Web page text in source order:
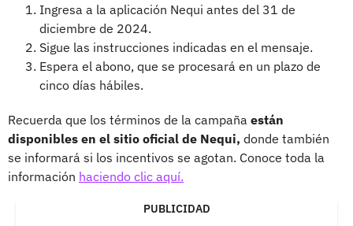
Ingresa a la aplicación Nequi antes del 31 de
diciembre de 2024.
Sigue las instrucciones indicadas en el mensaje.
Espera el abono, que se procesará en un plazo de
cinco días hábiles.
Recuerda que los términos de la campaña están
disponibles en el sitio oficial de Nequi, donde también
se informará si los incentivos se agotan. Conoce toda la
información haciendo clic aquí.
PUBLICIDAD